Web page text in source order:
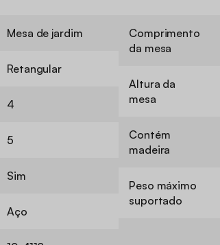
Mesa de jardim
Retangular
4
5
Sim
Aço
Comprimento
da mesa
Altura da
mesa
Contém
madeira
Peso máximo
suportado